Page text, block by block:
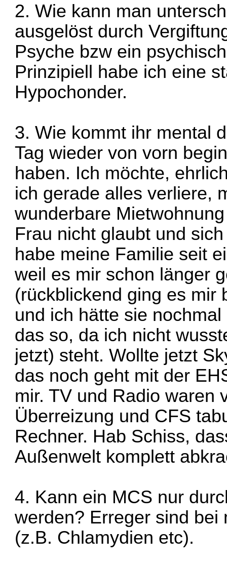
2. Wie kann man
ausgelöst durch
Psyche bzw ein
Prinzipiell habe ich eine
Hypochonder.
3. Wie kommt ihr mental
Tag wieder von vorn
haben. Ich möchte,
ich gerade alles verliere,
wunderbare
Frau nicht glaubt und
habe meine Familie seit
weil es mir schon länger
(rückblickend ging es mir
und ich hätte sie
das so, da ich nicht
jetzt) steht. Wollte jetzt
das noch geht mit der
mir. TV und Radio waren
Überreizung und CFS
Rechner. Hab Schiss,
Außenwelt komplett
4. Kann ein MCS nur
werden? Erreger sind
(z.B. Chlamydien etc).